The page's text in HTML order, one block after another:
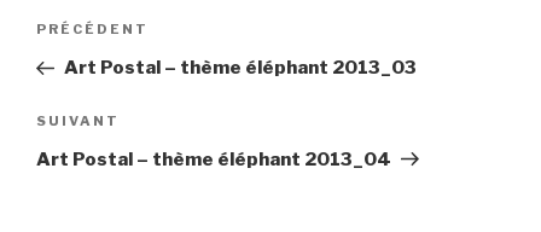
Navigation
l’article
Article
précédent
PRÉCÉDENT
Art Postal – thème éléphant 2013_03
Article
suivant
SUIVANT
Art Postal – thème éléphant 2013_04